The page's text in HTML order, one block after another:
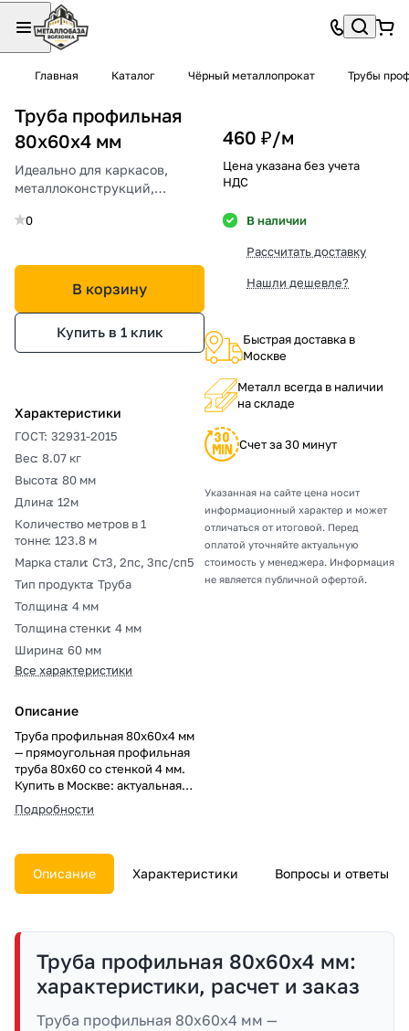
Главная Каталог Чёрный металлопрокат Трубы
Труба профильная
80х60х4 мм
Идеально для каркасов,
металлоконструкций,
0
В корзину
Купить в 1 клик
Характеристики
ГОСТ: 32931-2015
Вес: 8.07 кг
Высота: 80 мм
Длина: 12м
Количество метров в 1
тонне: 123.8 м
Марка стали: Ст3, 2пс, 3пс/сп5
Тип продукта: Труба
Толщина: 4 мм
Толщина стенки: 4 мм
Ширина: 60 мм
Все характеристики
Описание
Труба профильная 80х60х4 мм
— прямоугольная профильная
труба 80х60 со стенкой 4 мм.
Купить в Москве: актуальная
цена за метр и тонну, резка в
размер, погрузка, доставка,
Подробности
460 ₽/м
Цена указана без учета
НДС
В наличии
Рассчитать доставку
Нашли дешевле?
Быстрая доставка в
Москве
Металл всегда в наличии
на складе
Счет за 30 минут
Указанная на сайте цена носит
информационный характер и может
отличаться от итоговой. Перед
оплатой уточняйте актуальную
стоимость у менеджера. Информация
не является публичной офертой.
Описание Характеристики Вопросы и ответы
Труба профильная 80х60х4 мм:
характеристики, расчет и заказ
Труба профильная 80х60х4 мм —